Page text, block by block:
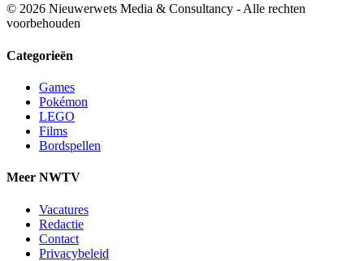
© 2026 Nieuwerwets Media & Consultancy - Alle rechten
voorbehouden
Categorieën
Games
Pokémon
LEGO
Films
Bordspellen
Meer NWTV
Vacatures
Redactie
Contact
Privacybeleid